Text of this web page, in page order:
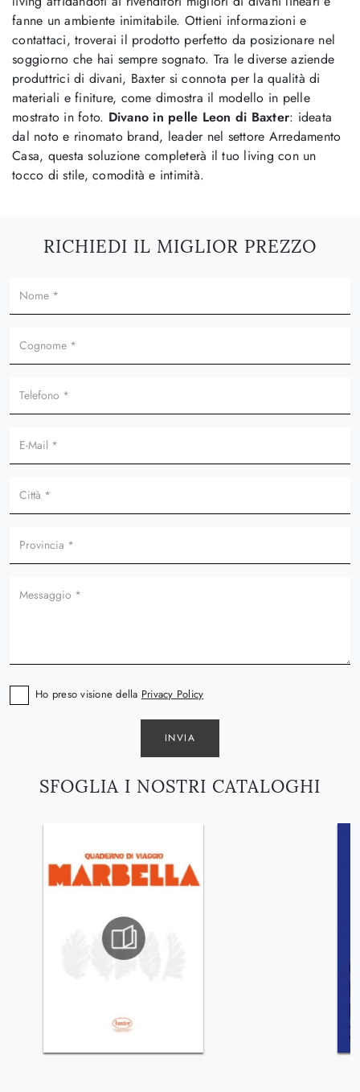
fanne un ambiente inimitabile. Ottieni informazioni e
contattaci, troverai il prodotto perfetto da posizionare nel
soggiorno che hai sempre sognato. Tra le diverse aziende
produttrici di divani, Baxter si connota per la qualità di
materiali e finiture, come dimostra il modello in pelle
mostrato in foto. Divano in pelle Leon di Baxter: ideata
dal noto e rinomato brand, leader nel settore Arredamento
Casa, questa soluzione completerà il tuo living con un
tocco di stile, comodità e intimità.
SFOGLIA I NOSTRI CATALOGHI
RICHIEDI IL MIGLIOR PREZZO
Ho preso visione della Privacy Policy
INVIA